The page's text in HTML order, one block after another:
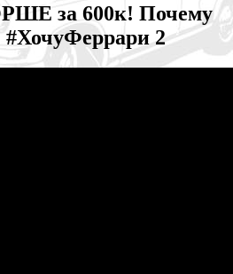
за 600к! Почему
2